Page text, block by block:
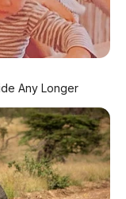
|
2026
Any Longer